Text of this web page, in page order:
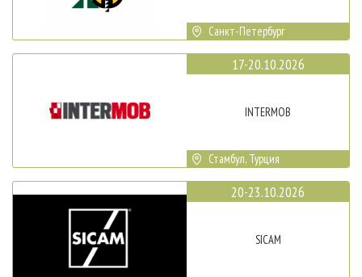
Санкт-Петербург
17-20.10.2026
INTERMOB
Стамбул, Турция
20-23.10.2026
SICAM